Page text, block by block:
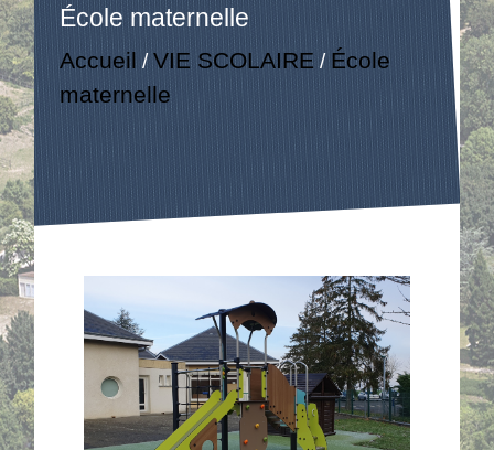
École maternelle
Accueil/VIE SCOLAIRE / École
maternelle